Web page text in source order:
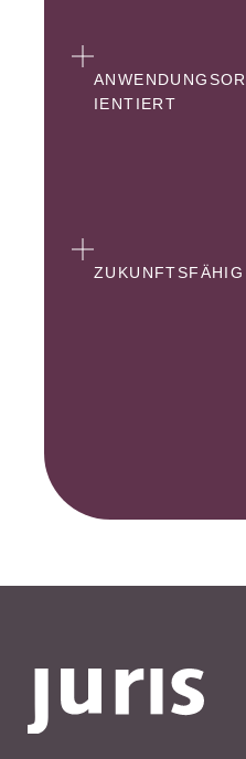
ANWENDUNGSOR
IENTIERT
ZUKUNFTSFÄHIG